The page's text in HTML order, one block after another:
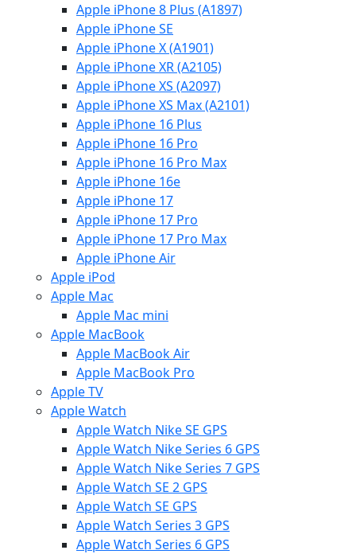
Apple iPhone 8 Plus (A1897)
Apple iPhone SE
Apple iPhone X (A1901)
Apple iPhone XR (A2105)
Apple iPhone XS (A2097)
Apple iPhone XS Max (A2101)
Apple iPhone 16 Plus
Apple iPhone 16 Pro
Apple iPhone 16 Pro Max
Apple iPhone 16e
Apple iPhone 17
Apple iPhone 17 Pro
Apple iPhone 17 Pro Max
Apple iPhone Air
Apple iPod
Apple Mac
Apple Mac mini
Apple MacBook
Apple MacBook Air
Apple MacBook Pro
Apple TV
Apple Watch
Apple Watch Nike SE GPS
Apple Watch Nike Series 6 GPS
Apple Watch Nike Series 7 GPS
Apple Watch SE 2 GPS
Apple Watch SE GPS
Apple Watch Series 3 GPS
Apple Watch Series 6 GPS